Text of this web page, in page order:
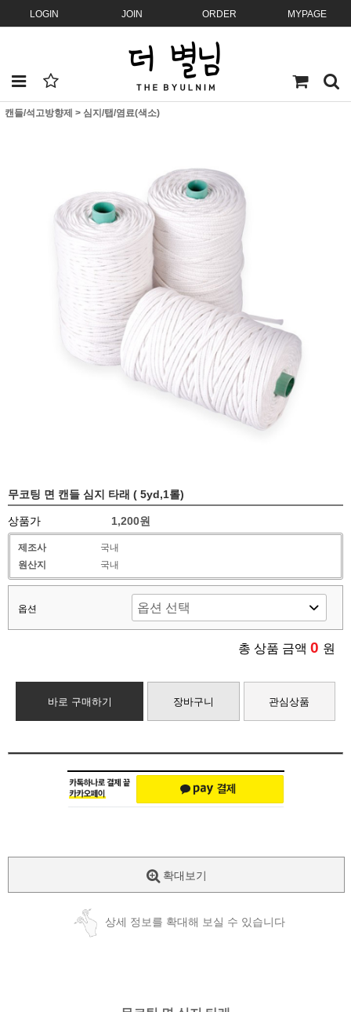
LOGIN JOIN ORDER MYPAGE
캔들/석고방향제 > 심지/탭/염료(색소)
무코팅 면 캔들 심지 타래 ( 5yd,1롤)
상품가 1,200원
제조사
국내
원산지
국내
옵션
총 상품 금액 0 원
바로 구매하기 장바구니 관심상품
확대보기
상세 정보를 확대해 보실 수 있습니다